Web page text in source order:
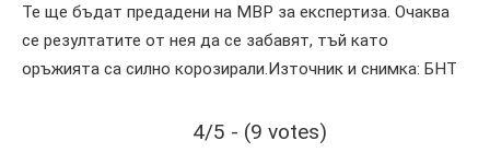
Те ще бъдат предадени на МВР за експертиза. Очаква
се резултатите от нея да се забавят, тъй като
оръжията са силно корозирали.Източник и снимка: БНТ
4/5 - (9 votes)